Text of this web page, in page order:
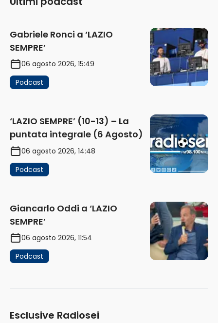
Gabriele Ronci a ‘LAZIO
SEMPRE’
06 agosto 2026, 15:49
Podcast
‘LAZIO SEMPRE’ (10-13) – La
puntata integrale (6 Agosto)
06 agosto 2026, 14:48
Podcast
Giancarlo Oddi a ‘LAZIO
SEMPRE’
06 agosto 2026, 11:54
Podcast
Esclusive Radiosei